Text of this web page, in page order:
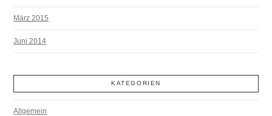
März 2015
Juni 2014
KATEGORIEN
Allgemein